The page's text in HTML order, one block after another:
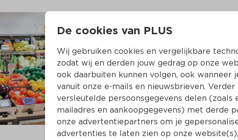
De cookies van PLUS
Wij gebruiken cookies en vergelijkbare
zodat wij en derden jouw gedrag op onze
ook daarbuiten kunnen volgen, ook wanneer
vanuit onze e-mails en nieuwsbrieven. Verder
versleutelde persoonsgegevens delen (zoals
mailadres en aankoopgegevens) met derde
onze advertentiepartners om je
advertenties te laten zien op onze